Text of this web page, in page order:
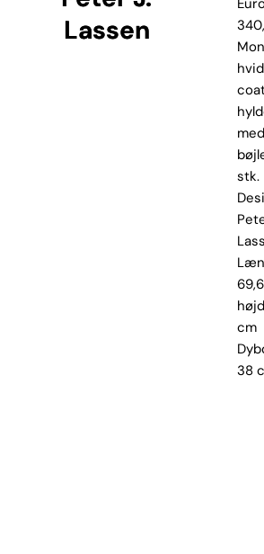
Lassen
hvid
med
stk.
cm
38